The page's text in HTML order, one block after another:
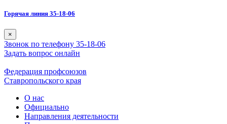
Горячая линия 35-18-06
×
Звонок по телефону 35-18-06
Задать вопрос онлайн
Федерация профсоюзов
Ставропольского края
О нас
Официально
Направления деятельности